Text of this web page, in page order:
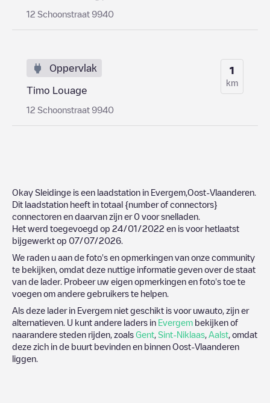
12 Schoonstraat 9940
Oppervlak
Timo Louage
12 Schoonstraat 9940
1
km
Okay Sleidinge is een laadstation in Evergem Oost-Vlaanderen
Dit laadstation heeft in totaal {number of connectors}
connectoren en daarvan zijn er 0 voor snelladen.
Het werd toegevoegd op 24/01/2022 en is voor hetlaatst
bijgewerkt op 07/07/2026
We raden u aan de foto's en opmerkingen van onze community
te bekijken, omdat deze nuttige informatie geven over de staat
van de lader. Probeer uw eigen opmerkingen en foto's toe te
voegen om andere gebruikers te helpen.
Als deze lader in Evergem niet geschikt is voor uwauto, zijn er
alternatieven. U kunt andere laders in Evergem bekijken of
naarandere steden rijden, zoals Gent Sint-Niklaas Aalst , omdat
deze zich in de buurt bevinden en binnen Oost-Vlaanderen
liggen.